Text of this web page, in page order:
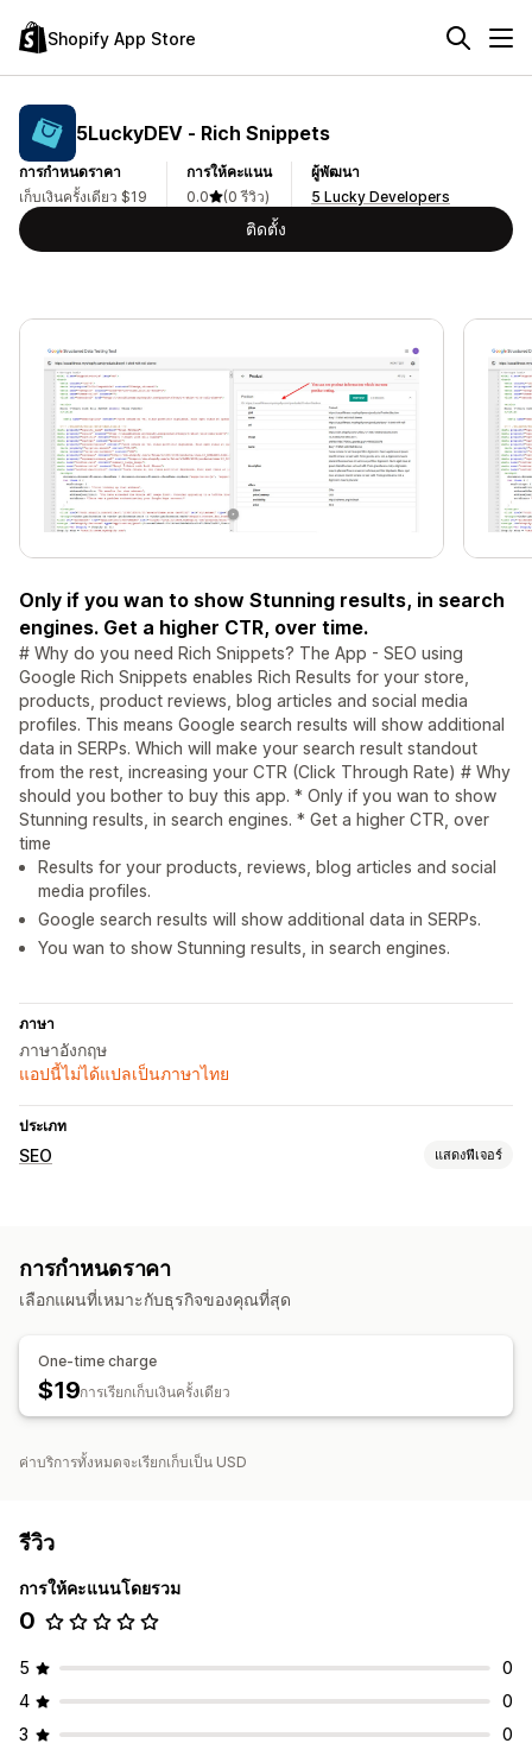
Shopify App Store
5LuckyDEV ‑ Rich Snippets
การกำหนดราคา
เก็บเงินครั้งเดียว $19
การให้คะแนน
0.0
(0 รีวิว)
ผู้พัฒนา
5 Lucky Developers
ติดตั้ง
Only if you wan to show Stunning results, in search
engines. Get a higher CTR, over time.
# Why do you need Rich Snippets? The App - SEO using
Google Rich Snippets enables Rich Results for your store,
products, product reviews, blog articles and social media
profiles. This means Google search results will show additional
data in SERPs. Which will make your search result standout
from the rest, increasing your CTR (Click Through Rate) # Why
should you bother to buy this app. * Only if you wan to show
Stunning results, in search engines. * Get a higher CTR, over
time
Results for your products, reviews, blog articles and social
media profiles.
Google search results will show additional data in SERPs.
You wan to show Stunning results, in search engines.
ภาษา
ภาษาอังกฤษ
แอปนี้ไม่ได้แปลเป็นภาษาไทย
ประเภท
SEO แสดงฟีเจอร์
การเฝ้าติดตามประสิทธิภาพ
การวิเคราะห์คำสำคัญ
การกำหนดราคา
เลือกแผนที่เหมาะกับธุรกิจของคุณที่สุด
One-time charge
$19การเรียกเก็บเงินครั้งเดียว
ค่าบริการทั้งหมดจะเรียกเก็บเป็น USD
รีวิว
การให้คะแนนโดยรวม
0
5
0
4
0
3
0